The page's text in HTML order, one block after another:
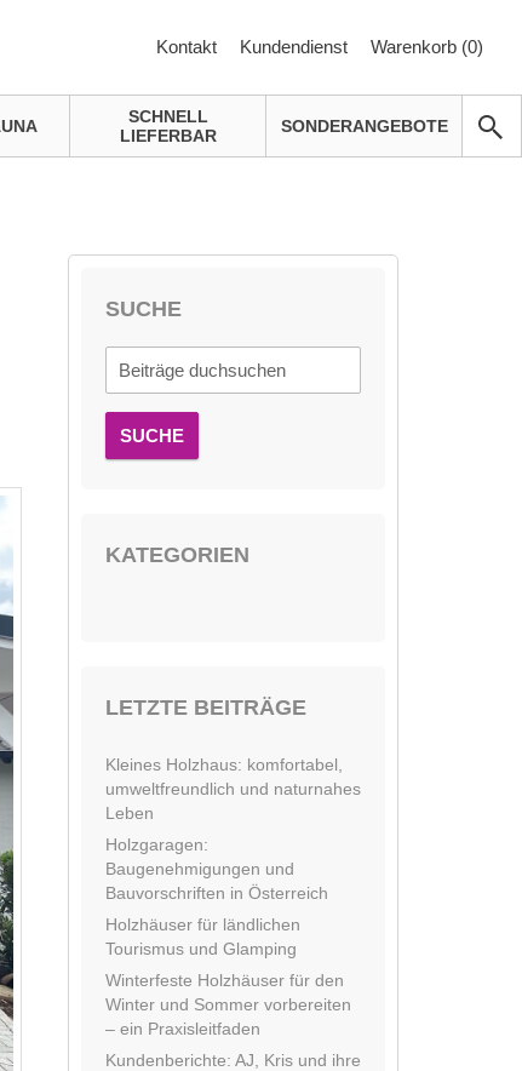
Kontakt Kundendienst Warenkorb (0)
SCHNELL
LIEFERBAR
SONDERANGEBOTE
SUCHE
SUCHE
KATEGORIEN
LETZTE BEITRÄGE
Kleines Holzhaus: komfortabel,
umweltfreundlich und naturnahes
Leben
Holzgaragen:
Baugenehmigungen und
Bauvorschriften in Österreich
Holzhäuser für ländlichen
Tourismus und Glamping
Winterfeste Holzhäuser für den
Winter und Sommer vorbereiten
– ein Praxisleitfaden
Kundenberichte: AJ, Kris und ihre